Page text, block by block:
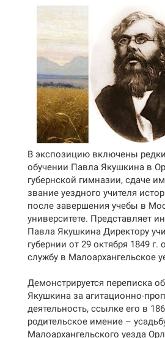
В экспозицию включены
обучении Павла Якушкина в
губернской гимназии, сдаче
звание уездного учителя
после завершения учебы в
университете. Представляет
Павла Якушкина Директору
губернии от 29 октября 1849
службу в Малоархангельское
Демонстрируется переписка
Якушкина за агитационно-
деятельность, ссылке его в
родительское имение –
Малоархангельского уезда